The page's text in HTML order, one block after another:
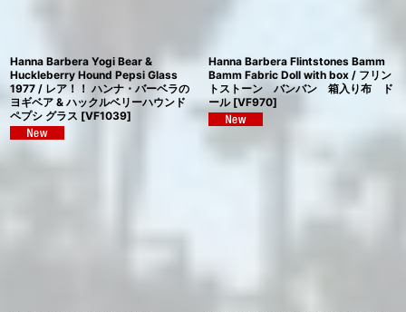
Hanna Barbera Yogi Bear &
Huckleberry Hound Pepsi Glass
1977 / レア！！ ハンナ・バーベラの
ヨギベア & ハックルベリーハウンド
ペプシ グラス [VF1039]
Hanna Barbera Flintstones Bamm
Bamm Fabric Doll with box / フリン
トストーン バンバン 箱入り布 ド
ール [VF970]